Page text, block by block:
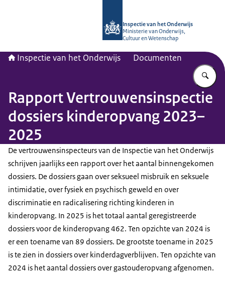
Inspectie van het Onderwijs
Ministerie van Onderwijs,
Cultuur en Wetenschap
Inspectie van het Onderwijs Documenten
Rapport Vertrouwensinspectie
dossiers kinderopvang 2023–
2025
De vertrouwensinspecteurs van de Inspectie van het Onderwijs
schrijven jaarlijks een rapport over het aantal binnengekomen
dossiers. De dossiers gaan over seksueel misbruik en seksuele
intimidatie, over fysiek en psychisch geweld en over
discriminatie en radicalisering richting kinderen in
kinderopvang. In 2025 is het totaal aantal geregistreerde
dossiers voor de kinderopvang 462. Ten opzichte van 2024 is
er een toename van 89 dossiers. De grootste toename in 2025
is te zien in dossiers over kinderdagverblijven. Ten opzichte van
2024 is het aantal dossiers over gastouderopvang afgenomen.